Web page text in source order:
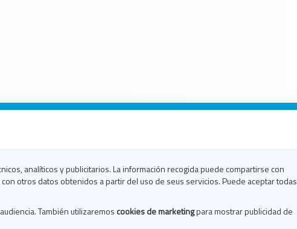
analíticos y publicitarios. La información recogida puede compartirse con
otros datos obtenidos a partir del uso de seus servicios. Puede aceptar todas
También utilizaremos cookies de marketingpara mostrar publicidad de